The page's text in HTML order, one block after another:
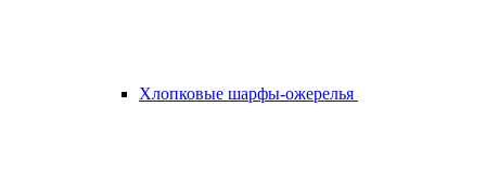
Хлопковые шарфы-ожерелья